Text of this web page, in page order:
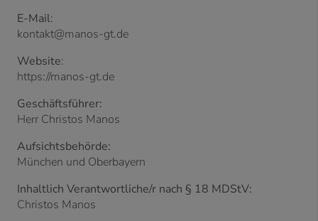
E-Mail:
kontakt@manos-gt.de
Website:
https://manos-gt.de
Geschäftsführer:
Herr Christos Manos
Aufsichtsbehörde:
München und Oberbayern
Inhaltlich Verantwortliche/r nach § 18 MDStV:
Christos Manos